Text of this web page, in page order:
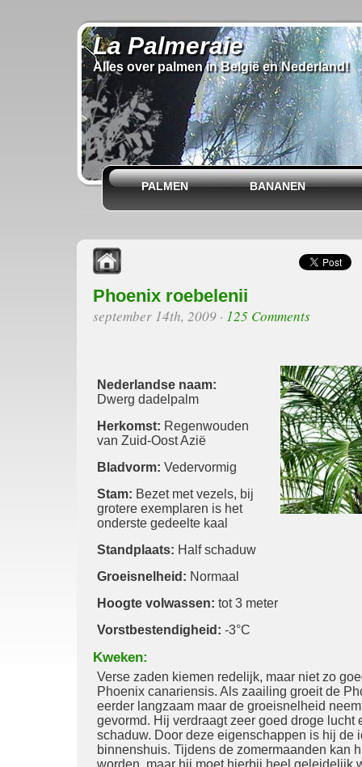
La Palmeraie
Alles over palmen in België en Nederland!
PALMEN BANANEN
Phoenix roebelenii
september 14th, 2009· 125 Comments
Nederlandse naam:
Dwerg dadelpalm
Herkomst: Regenwouden
van Zuid-Oost Azië
Bladvorm: Vedervormig
Stam: Bezet met vezels, bij
grotere exemplaren is het
onderste gedeelte kaal
Standplaats: Half schaduw
Groeisnelheid: Normaal
Hoogte volwassen: tot 3 meter
Vorstbestendigheid: -3°C
Kweken:
Verse zaden kiemen redelijk, maar niet zo
Phoenix canariensis. Als zaailing groeit de
eerder langzaam maar de groeisnelheid
gevormd. Hij verdraagt zeer goed droge lucht
schaduw. Door deze eigenschappen is hij de
binnenshuis. Tijdens de zomermaanden kan
worden, maar hij moet hierbij heel geleidelijk